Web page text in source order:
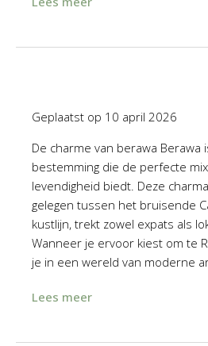
Geplaatst op 10 april 2026
De charme van berawa
bestemming die de perfecte
levendigheid biedt. Deze
gelegen tussen het bruisende
kustlijn, trekt zowel expats als
Wanneer je ervoor kiest om te
je in een wereld van moderne
Lees meer